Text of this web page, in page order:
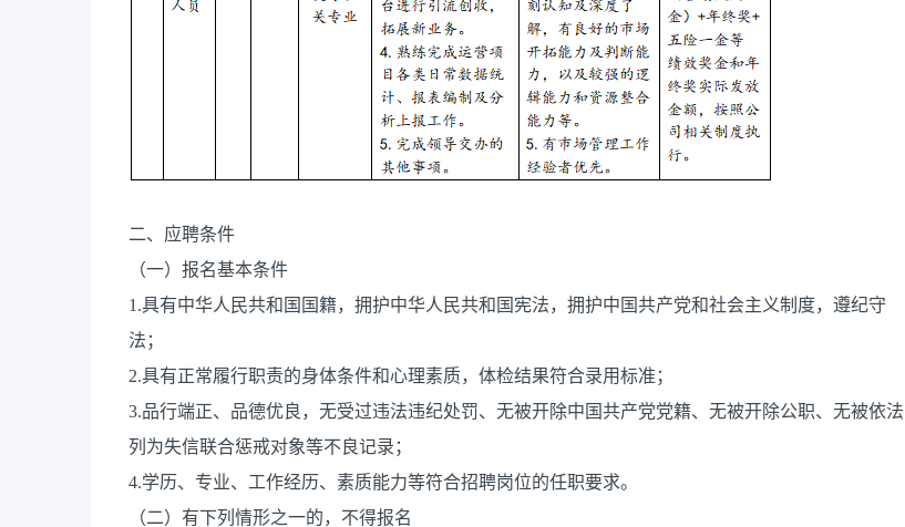
二、应聘条件
（一）报名基本条件
1.具有中华人民共和国国籍，拥护中华人民共和国宪法，拥护中国共产党和社会主义制度，遵纪守
法；
2.具有正常履行职责的身体条件和心理素质，体检结果符合录用标准；
3.品行端正、品德优良，无受过违法违纪处罚、无被开除中国共产党党籍、无被开除公职、无被依法
列为失信联合惩戒对象等不良记录；
4.学历、专业、工作经历、素质能力等符合招聘岗位的任职要求。
（二）有下列情形之一的，不得报名